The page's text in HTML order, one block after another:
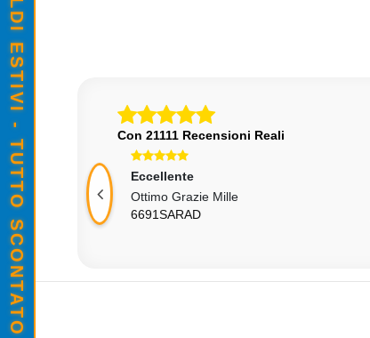
Con 21111 Recensioni Reali
Tutto
Eccellente
Ottimo Grazie Mille
6691SARAD
SALDI ESTIVI - TUTTO SCONTATO